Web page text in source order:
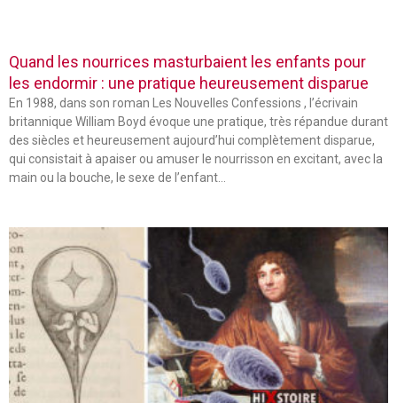
Quand les nourrices masturbaient les enfants pour
les endormir : une pratique heureusement disparue
En 1988, dans son roman Les Nouvelles Confessions , l’écrivain
britannique William Boyd évoque une pratique, très répandue durant
des siècles et heureusement aujourd’hui complètement disparue,
qui consistait à apaiser ou amuser le nourrisson en excitant, avec la
main ou la bouche, le sexe de l’enfant…